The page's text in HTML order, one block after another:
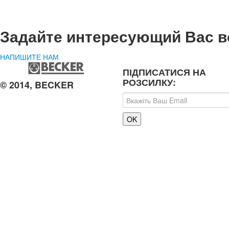
Задайте интересующий Вас
НАПИШИТЕ НАМ
© 2014, BECKER
ПІДПИСАТИСЯ НА
РОЗСИЛКУ: